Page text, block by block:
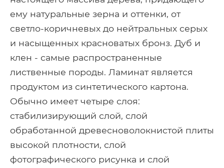
ему натуральные зерна и оттенки, от
светло-коричневых до нейтральных серых
и насыщенных красноватых бронз. Дуб и
клен - самые распространенные
лиственные породы. Ламинат является
продуктом из синтетического картона.
Обычно имеет четыре слоя:
стабилизирующий слой, слой
обработанной древесноволокнистой плиты
высокой плотности, слой
фотографического рисунка и слой